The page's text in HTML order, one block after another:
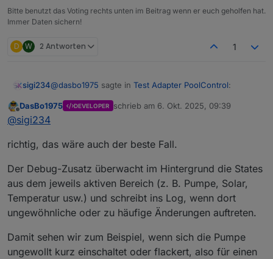
Bitte benutzt das Voting rechts unten im Beitrag wenn er euch geholfen hat.
Immer Daten sichern!
D W 2 Antworten 1
sigi234@dasbo1975 sagte in Test Adapter PoolControl:
besonders, wenn ihr den neuen SystemCheck
Na ja, viel steht da nicht drinnen?
Offline
DasBo1975 DEVELOPER schrieb am 6. Okt. 2025, 09:39
zuletzt editiert von
@sigi234
richtig, das wäre auch der beste Fall.
Der Debug-Zusatz überwacht im Hintergrund die States
aus dem jeweils aktiven Bereich (z. B. Pumpe, Solar,
Temperatur usw.) und schreibt ins Log, wenn dort
ungewöhnliche oder zu häufige Änderungen auftreten.
Damit sehen wir zum Beispiel, wenn sich die Pumpe
ungewollt kurz einschaltet oder flackert, also für einen